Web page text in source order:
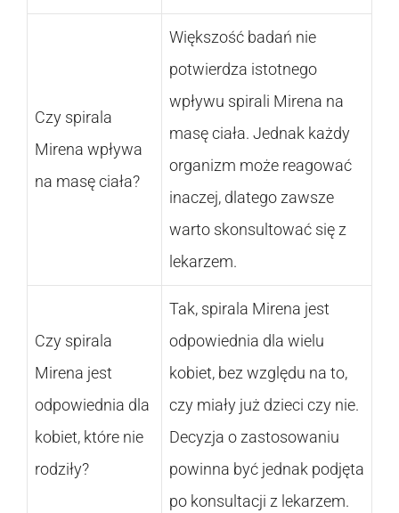
Czy spirala
Mirena wpływa
na masę ciała?
Większość badań nie
potwierdza istotnego
wpływu spirali Mirena na
masę ciała. Jednak każdy
organizm może reagować
inaczej, dlatego zawsze
warto skonsultować się z
lekarzem.
Czy spirala
Mirena jest
odpowiednia dla
kobiet, które nie
rodziły?
Tak, spirala Mirena jest
odpowiednia dla wielu
kobiet, bez względu na to,
czy miały już dzieci czy nie.
Decyzja o zastosowaniu
powinna być jednak podjęta
po konsultacji z lekarzem.